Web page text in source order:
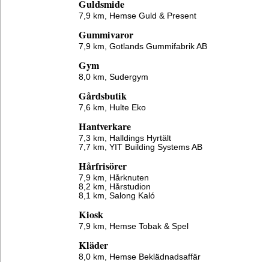
Guldsmide
7,9 km, Hemse Guld & Present
Gummivaror
7,9 km, Gotlands Gummifabrik AB
Gym
8,0 km, Sudergym
Gårdsbutik
7,6 km, Hulte Eko
Hantverkare
7,3 km, Halldings Hyrtält
7,7 km, YIT Building Systems AB
Hårfrisörer
7,9 km, Hårknuten
8,2 km, Hårstudion
8,1 km, Salong Kaló
Kiosk
7,9 km, Hemse Tobak & Spel
Kläder
8,0 km, Hemse Beklädnadsaffär